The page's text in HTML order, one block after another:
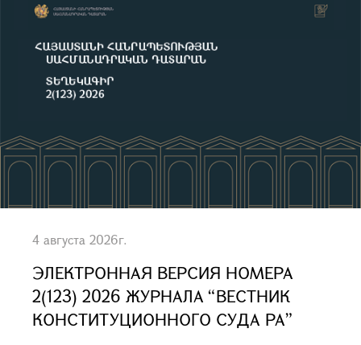
4 августа 2026г.
ЭЛЕКТРОННАЯ ВЕРСИЯ НОМЕРА
2(123) 2026 ЖУРНАЛА “ВЕСТНИК
КОНСТИТУЦИОННОГО СУДА РА”